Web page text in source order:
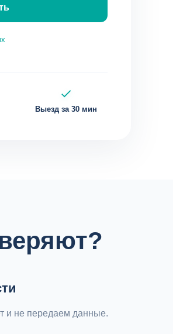
Выезд за 30 мин
и не передаем данные.